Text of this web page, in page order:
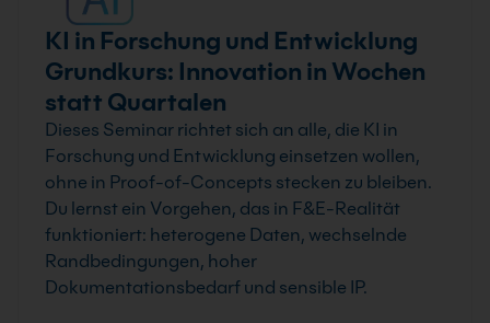
KI in Forschung und Entwicklung
Grundkurs: Innovation in Wochen
statt Quartalen
Dieses Seminar richtet sich an alle, die KI in
Forschung und Entwicklung einsetzen wollen,
ohne in Proof-of-Concepts stecken zu bleiben.
Du lernst ein Vorgehen, das in F&E-Realität
funktioniert: heterogene Daten, wechselnde
Randbedingungen, hoher
Dokumentationsbedarf und sensible IP.